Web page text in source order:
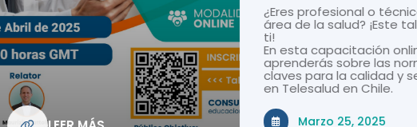
¿Eres profesional o
área de la salud? ¡Este
ti!
En esta capacitación
aprenderás sobre las
claves para la calidad y
en Telesalud en Chile.
Marzo 25, 2025